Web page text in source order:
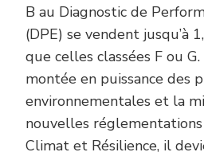
B au Diagnostic de
(DPE) se vendent jusqu’à
que celles classées F ou
montée en puissance des
environnementales et la
nouvelles
Climat et Résilience, il